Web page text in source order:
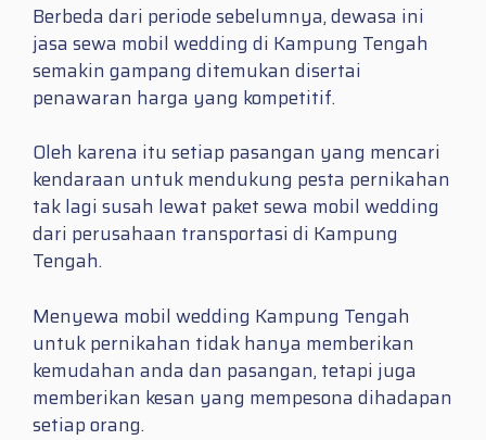
Berbeda dari periode sebelumnya, dewasa ini
jasa sewa mobil wedding di Kampung Tengah
semakin gampang ditemukan disertai
penawaran harga yang kompetitif.
Oleh karena itu setiap pasangan yang mencari
kendaraan untuk mendukung pesta pernikahan
tak lagi susah lewat paket sewa mobil wedding
dari perusahaan transportasi di Kampung
Tengah.
Menyewa mobil wedding Kampung Tengah
untuk pernikahan tidak hanya memberikan
kemudahan anda dan pasangan, tetapi juga
memberikan kesan yang mempesona dihadapan
setiap orang.